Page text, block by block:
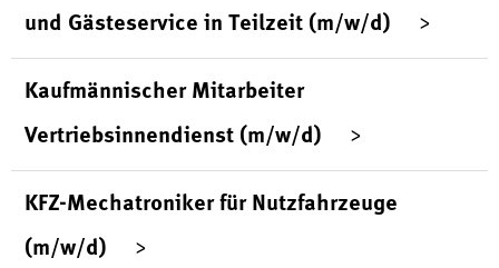
und Gästeservice in Teilzeit (m/w/d)
Kaufmännischer Mitarbeiter
Vertriebsinnendienst (m/w/d)
KFZ-Mechatroniker für Nutzfahrzeuge
(m/w/d)